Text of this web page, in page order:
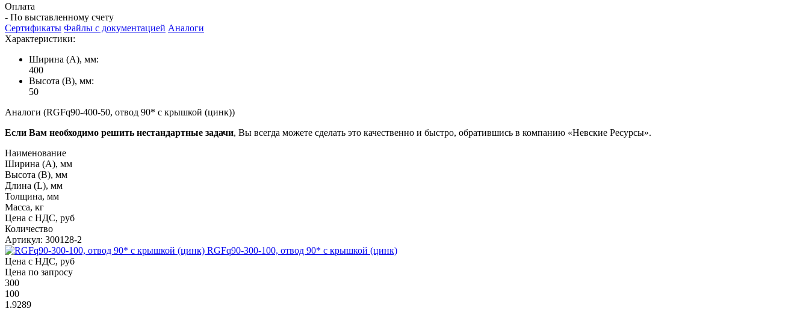
Оплата
- По выставленному счету
Сертификаты Файлы с документацией Аналоги
Характеристики:
Ширина (А), мм:
400
Высота (В), мм:
50
Аналоги (RGFq90-400-50, отвод 90* с крышкой (цинк))
Если Вам необходимо решить нестандартные задачи, Вы всегда можете сделать это качественно и быстро, обратившись в компанию «Невские Ресурсы».
Наименование
Ширина (А), мм
Высота (В), мм
Длина (L), мм
Толщина, мм
Масса, кг
Цена с НДС, руб
Количество
Артикул: 300128-2
RGFq90-300-100, отвод 90* с крышкой (цинк)
Цена с НДС, руб
Цена по запросу
300
100
1.9289